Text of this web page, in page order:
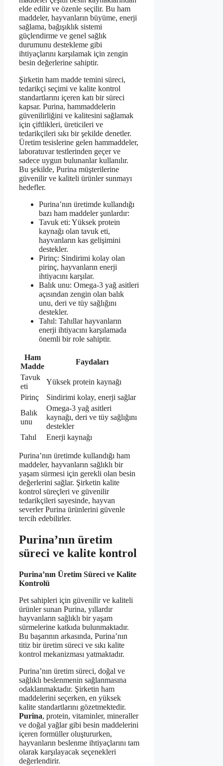
elde edilir ve özenle seçilir. Bu ham
maddeler, hayvanların büyüme, enerji
sağlama, bağışıklık sistemi
güçlendirme ve genel sağlık
durumunu destekleme gibi
ihtiyaçlarını karşılamak için zengin
besin değerlerine sahiptir.
Şirketin ham madde temini süreci,
tedarikçi seçimi ve kalite kontrol
standartlarını içeren katı bir süreci
kapsar. Purina, hammaddelerin
güvenilirliğini ve kalitesini sağlamak
için çiftlikleri, üreticileri ve
tedarikçileri sıkı bir şekilde denetler.
Üretim tesislerine gelen hammaddeler,
laboratuvar testlerinden geçer ve
sadece uygun bulunanlar kullanılır.
Bu şekilde, Purina müşterilerine
güvenilir ve kaliteli ürünler sunmayı
hedefler.
Purina’nın üretimde kullandığı
bazı ham maddeler şunlardır:
Tavuk eti: Yüksek protein
kaynağı olan tavuk eti,
hayvanların kas gelişimini
destekler.
Pirinç: Sindirimi kolay olan
pirinç, hayvanların enerji
ihtiyacını karşılar.
Balık unu: Omega-3 yağ asitleri
açısından zengin olan balık
unu, deri ve tüy sağlığını
destekler.
Tahıl: Tahıllar hayvanların
enerji ihtiyacını karşılamada
önemli bir role sahiptir.
Ham
Madde
Faydaları
Tavuk
eti
Yüksek protein kaynağı
Pirinç
Sindirimi kolay, enerji sağlar
Balık
unu
Omega-3 yağ asitleri
kaynağı, deri ve tüy sağlığını
destekler
Tahıl
Enerji kaynağı
Purina’nın üretimde kullandığı ham
maddeler, hayvanların sağlıklı bir
yaşam sürmesi için gerekli olan besin
değerlerini sağlar. Şirketin kalite
kontrol süreçleri ve güvenilir
tedarikçileri sayesinde, hayvan
severler Purina ürünlerini güvenle
tercih edebilirler.
Purina’nın üretim
süreci ve kalite kontrol
Purina’nın Üretim Süreci ve Kalite
Kontrolü
Pet sahipleri için güvenilir ve kaliteli
ürünler sunan Purina, yıllardır
hayvanların sağlıklı bir yaşam
sürmelerine katkıda bulunmaktadır.
Bu başarının arkasında, Purina’nın
titiz bir üretim süreci ve sıkı kalite
kontrol mekanizması yatmaktadır.
Purina’nın üretim süreci, doğal ve
sağlıklı beslenmenin sağlanmasına
odaklanmaktadır. Şirketin ham
maddelerini seçerken, en yüksek
kalite standartlarını gözetmektedir.
Purina, protein, vitaminler, mineraller
ve doğal yağlar gibi besin maddelerini
içeren formüller oluştururken,
hayvanların beslenme ihtiyaçlarını tam
olarak karşılayacak seçenekleri
değerlendirir.